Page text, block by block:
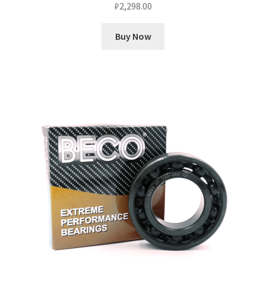
₽2,298.00
Buy Now